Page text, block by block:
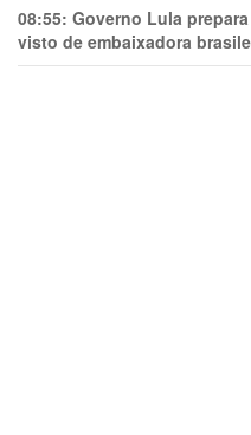
08:55: Governo Lula
visto de embaixadora